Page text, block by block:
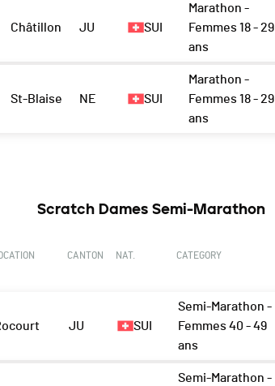
Châtillon JU SUI
Marathon -
Femmes 18 - 29
ans
St-Blaise NE SUI
Marathon -
Femmes 18 - 29
ans
Scratch Dames Semi-Marathon
CANTON NAT. CATEGORY
JU SUI
Semi-Marathon -
Femmes 40 - 49
ans
Semi-Marathon -